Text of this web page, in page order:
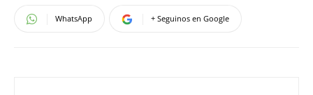
WhatsApp + Seguinos en Google